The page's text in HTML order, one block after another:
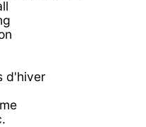
d'hiver